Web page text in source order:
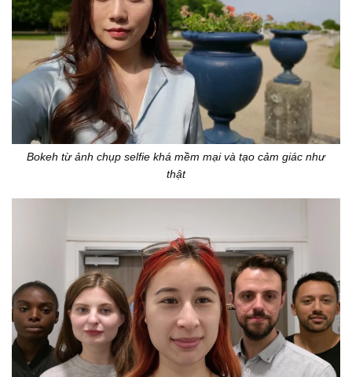
Bokeh từ ảnh chụp selfie khá mềm mại và tạo cảm giác như
thật